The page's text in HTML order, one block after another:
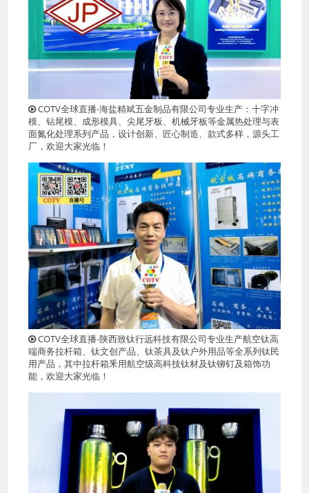
COTV全球直播-海盐精斌五金制品有限公司专业生产：十字冲
模、钻尾模、成形模具、尖尾牙板、机械牙板等金属热处理与表
面氮化处理系列产品，设计创新、匠心制造、款式多样，源头工
厂，欢迎大家光临！
COTV全球直播-陕西致钛行远科技有限公司专业生产航空钛高
端商务拉杆箱、钛文创产品、钛茶具及钛户外用品等全系列钛民
用产品，其中拉杆箱釆用航空级高科技钛材及钛铆钉及箱饰功
能，欢迎大家光临！